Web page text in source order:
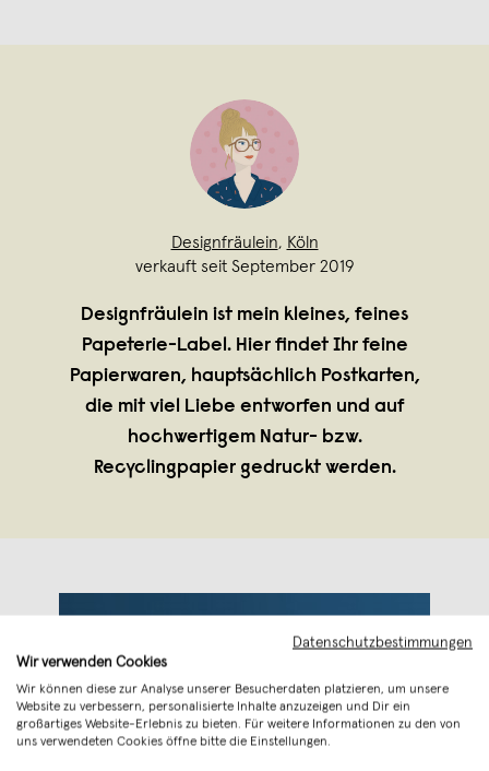
Designfräulein, Köln
verkauft seit September 2019
Designfräulein ist mein kleines, feines
Papeterie-Label. Hier findet Ihr feine
Papierwaren, hauptsächlich Postkarten,
die mit viel Liebe entworfen und auf
hochwertigem Natur- bzw.
Recyclingpapier gedruckt werden.
Datenschutzbestimmungen
Wir verwenden Cookies
Wir können diese zur Analyse unserer Besucherdaten platzieren, um unsere
Website zu verbessern, personalisierte Inhalte anzuzeigen und Dir ein
großartiges Website-Erlebnis zu bieten. Für weitere Informationen zu den von
uns verwendeten Cookies öffne bitte die Einstellungen.